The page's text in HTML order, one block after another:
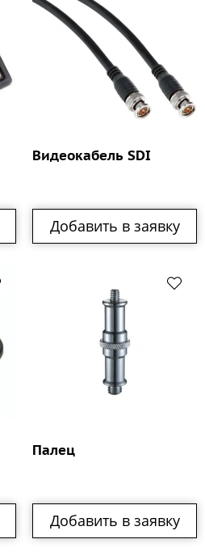
Видеокабель SDI
Добавить в заявку
Палец
Добавить в заявку